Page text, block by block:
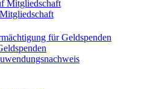
Mitgliedschaft
für Geldspenden